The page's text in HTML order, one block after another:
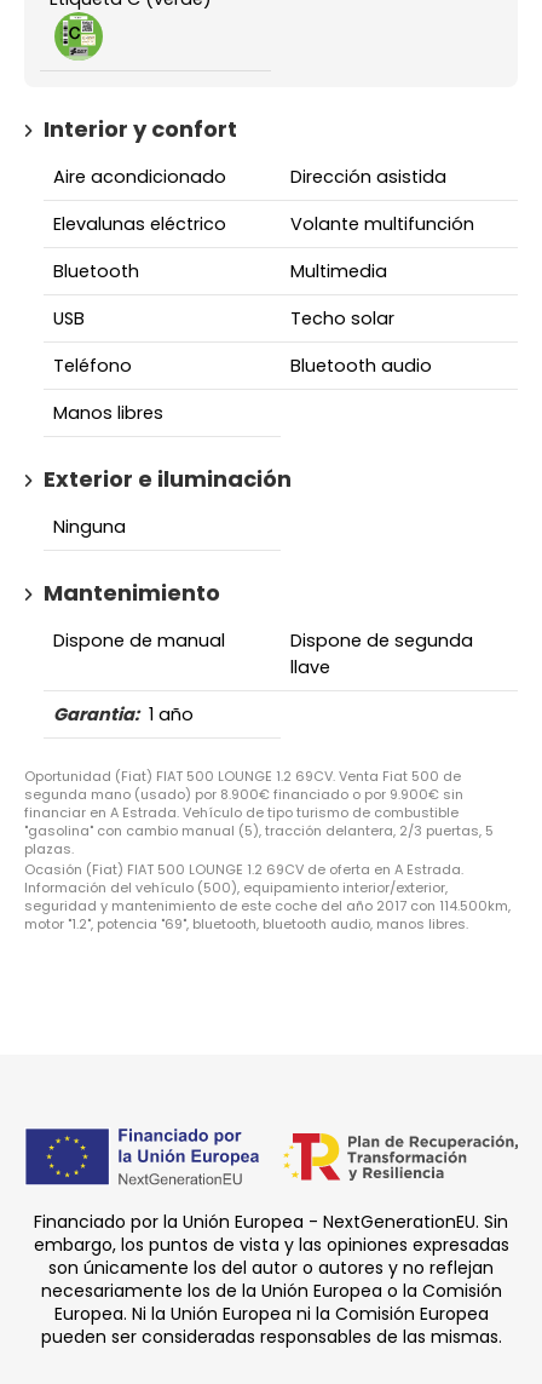
Interior y confort
Aire acondicionado
Dirección asistida
Elevalunas eléctrico
Volante multifunción
Bluetooth
Multimedia
USB
Techo solar
Teléfono
Bluetooth audio
Manos libres
Exterior e iluminación
Ninguna
Mantenimiento
Dispone de manual
Dispone de segunda
llave
Garantia: 1 año
Oportunidad (Fiat) FIAT 500 LOUNGE 1.2 69CV. Venta Fiat 500 de
segunda mano (usado) por 8.900€ financiado o por 9.900€ sin
financiar en A Estrada. Vehículo de tipo turismo de combustible
"gasolina" con cambio manual (5), tracción delantera, 2/3 puertas, 5
plazas.
Ocasión (Fiat) FIAT 500 LOUNGE 1.2 69CV de oferta en A Estrada.
Información del vehículo (500), equipamiento interior/exterior,
seguridad y mantenimiento de este coche del año 2017 con 114.500km,
motor "1.2", potencia "69", bluetooth, bluetooth audio, manos libres.
Financiado por la Unión Europea - NextGenerationEU. Sin
embargo, los puntos de vista y las opiniones expresadas
son únicamente los del autor o autores y no reflejan
necesariamente los de la Unión Europea o la Comisión
Europea. Ni la Unión Europea ni la Comisión Europea
pueden ser consideradas responsables de las mismas.